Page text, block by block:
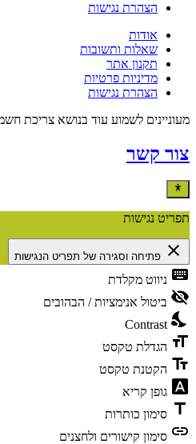
הצהרת נגישות
אודות
שאלות ותשובות
תקנון אתר
מדיניות פרטיות
הצהרת נגישות
מעוניינים לשמוע עוד בנושא צריכת
צור קשר
תפריט נגישות
close פתיחה וסגירה של תפריט הנגישות
keyboard ניווט מקלדת
visibility_off ביטול אנימציות / הבהובים
nights_stay
Contrast
format_size הגדלת טקסט
text_fields הקטנת טקסט
font_download גופן קריא
title סימון כותרות
link סימון קישורים ולחצנים